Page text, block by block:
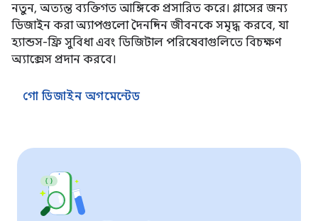
নতুন, অত্যন্ত ব্যক্তিগত আঙ্গিকে প্রসারিত করে। গ্লাসের জন্য
ডিজাইন করা অ্যাপগুলো দৈনন্দিন জীবনকে সমৃদ্ধ করবে, যা
হ্যান্ডস-ফ্রি সুবিধা এবং ডিজিটাল পরিষেবাগুলিতে বিচক্ষণ
অ্যাক্সেস প্রদান করবে।
গো ডিজাইন অগমেন্টেড